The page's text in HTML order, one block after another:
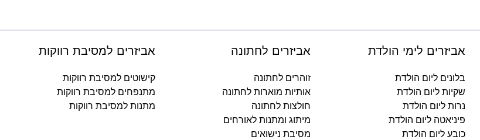
אביזרים לימי הולדת
בלונים ליום הולדת
שקיות ליום הולדת
נרות ליום הולדת
פיניאטה ליום הולדת
כובע ליום הולדת
אביזרים לחתונה
זוהרים לחתונה
אותיות מוארות לחתונה
חולצות לחתונה
מיתוג ומתנות לאורחים
מסיבת נישואים
אביזרים למסיבת רווקות
קישוטים למסיבת רווקות
מתנפחים למסיבת רווקות
מתנות למסיבת רווקות